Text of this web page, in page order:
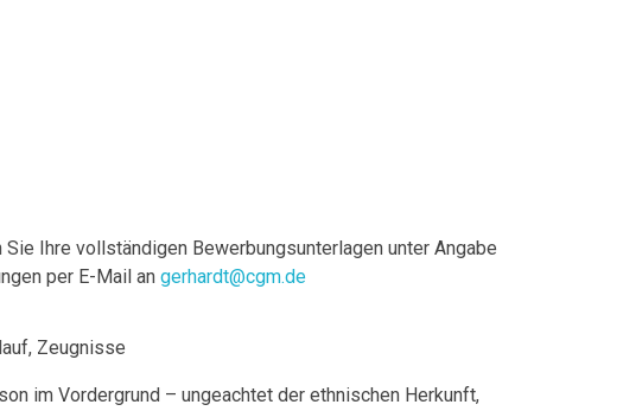
Ihre vollständigen Bewerbungsunterlagen unter Angabe
per E-Mail angerhardt@cgm.de
Zeugnisse
im Vordergrund – ungeachtet der ethnischen Herkunft,